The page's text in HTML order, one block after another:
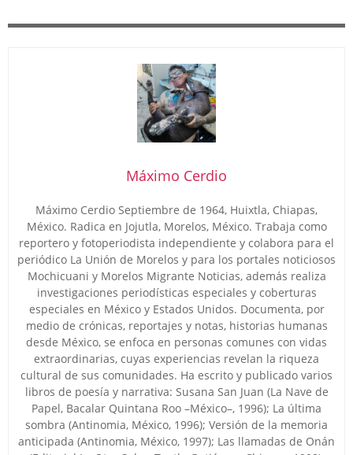
Máximo Cerdio
Máximo Cerdio Septiembre de 1964, Huixtla, Chiapas,
México. Radica en Jojutla, Morelos, México. Trabaja como
reportero y fotoperiodista independiente y colabora para el
periódico La Unión de Morelos y para los portales noticiosos
Mochicuani y Morelos Migrante Noticias, además realiza
investigaciones periodísticas especiales y coberturas
especiales en México y Estados Unidos. Documenta, por
medio de crónicas, reportajes y notas, historias humanas
desde México, se enfoca en personas comunes con vidas
extraordinarias, cuyas experiencias revelan la riqueza
cultural de sus comunidades. Ha escrito y publicado varios
libros de poesía y narrativa: Susana San Juan (La Nave de
Papel, Bacalar Quintana Roo –México–, 1996); La última
sombra (Antinomia, México, 1996); Versión de la memoria
anticipada (Antinomia, México, 1997); Las llamadas de Onán